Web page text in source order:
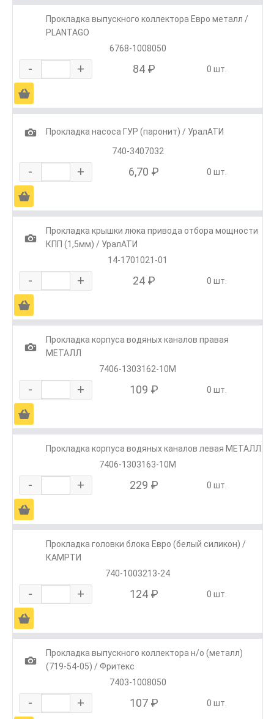
Прокладка выпускного коллектора Евро металл /
PLANTAGO
6768-1008050
- + 84 ₽ 0 шт.
Ä
1
Прокладка насоса ГУР (паронит) / УралАТИ
740-3407032
- + 6,70 ₽ 0 шт.
Ä
1
Прокладка крышки люка привода отбора мощности
КПП (1,5мм) / УралАТИ
14-1701021-01
- + 24 ₽ 0 шт.
Ä
1
Прокладка корпуса водяных каналов правая
МЕТАЛЛ
7406-1303162-10М
- + 109 ₽ 0 шт.
Ä
Прокладка корпуса водяных каналов левая МЕТАЛЛ
7406-1303163-10М
- + 229 ₽ 0 шт.
Ä
Прокладка головки блока Евро (белый силикон) /
КАМРТИ
740-1003213-24
- + 124 ₽ 0 шт.
Ä
1
Прокладка выпускного коллектора н/о (металл)
(719-54-05) / Фритекс
7403-1008050
- + 107 ₽ 0 шт.